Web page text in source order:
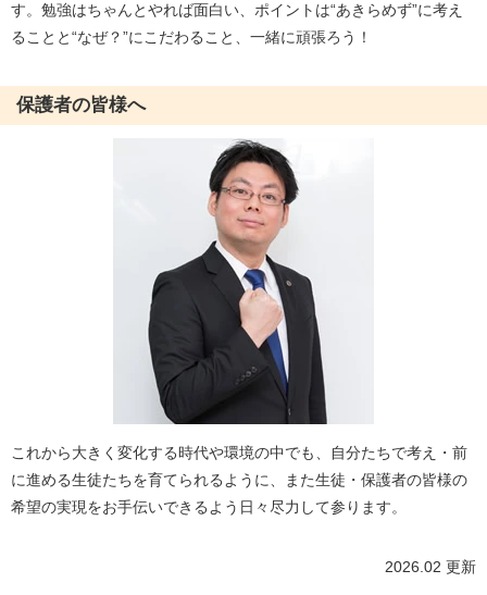
す。勉強はちゃんとやれば面白い、ポイントは“あきらめず”に考え
ることと“なぜ？”にこだわること、一緒に頑張ろう！
保護者の皆様へ
これから大きく変化する時代や環境の中でも、自分たちで考え・前
に進める生徒たちを育てられるように、また生徒・保護者の皆様の
希望の実現をお手伝いできるよう日々尽力して参ります。
2026.02 更新